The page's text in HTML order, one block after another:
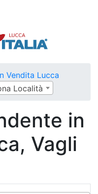
Vendita Lucca
Località
in
Vagli